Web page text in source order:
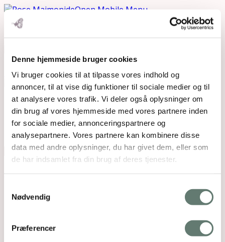
Denne hjemmeside bruger cookies
Vi bruger cookies til at tilpasse vores indhold og
annoncer, til at vise dig funktioner til sociale medier og til
at analysere vores trafik. Vi deler også oplysninger om
din brug af vores hjemmeside med vores partnere inden
for sociale medier, annonceringspartnere og
analysepartnere. Vores partnere kan kombinere disse
data med andre oplysninger, du har givet dem, eller som
de har indsamlet fra din brug af deres tjenester.
Nødvendig
Præferencer
Open Mobile Menu
Downloads:full (3024x3024)|large (980x980)
medium (300x300) | thumbnail (150x150)
Mothering Guiding | CVR 28237618 |
rose@rosemaimonide.com |Handelsbetingelser
Copyright 2026 – Rose Maimonide. All Rights
Reserved. Webdesign byDIGITAL TALES.
Back To Top
×